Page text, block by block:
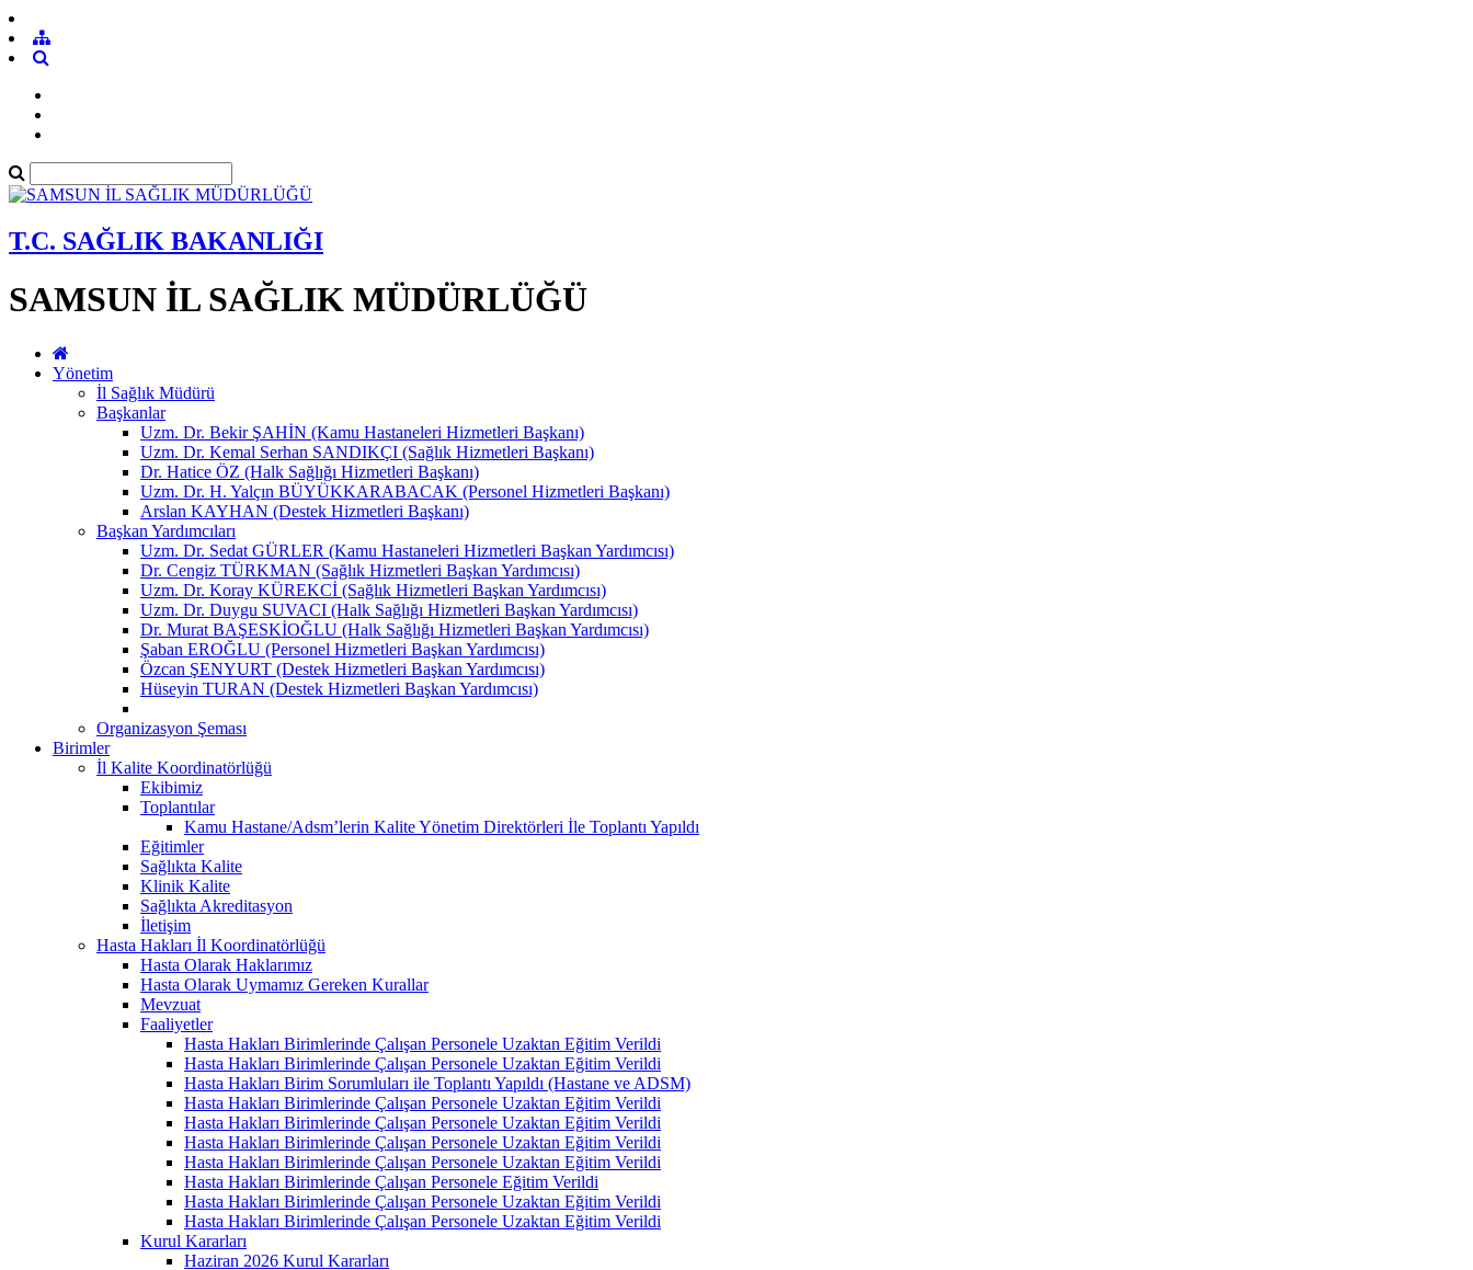
T.C. SAĞLIK BAKANLIĞI
SAMSUN İL SAĞLIK MÜDÜRLÜĞÜ
Yönetim
İl Sağlık Müdürü
Başkanlar
Uzm. Dr. Bekir ŞAHİN (Kamu Hastaneleri Hizmetleri Başkanı)
Uzm. Dr. Kemal Serhan SANDIKÇI (Sağlık Hizmetleri Başkanı)
Dr. Hatice ÖZ (Halk Sağlığı Hizmetleri Başkanı)
Uzm. Dr. H. Yalçın BÜYÜKKARABACAK (Personel Hizmetleri Başkanı)
Arslan KAYHAN (Destek Hizmetleri Başkanı)
Başkan Yardımcıları
Uzm. Dr. Sedat GÜRLER (Kamu Hastaneleri Hizmetleri Başkan Yardımcısı)
Dr. Cengiz TÜRKMAN (Sağlık Hizmetleri Başkan Yardımcısı)
Uzm. Dr. Koray KÜREKCİ (Sağlık Hizmetleri Başkan Yardımcısı)
Uzm. Dr. Duygu SUVACI (Halk Sağlığı Hizmetleri Başkan Yardımcısı)
Dr. Murat BAŞESKİOĞLU (Halk Sağlığı Hizmetleri Başkan Yardımcısı)
Şaban EROĞLU (Personel Hizmetleri Başkan Yardımcısı)
Özcan ŞENYURT (Destek Hizmetleri Başkan Yardımcısı)
Hüseyin TURAN (Destek Hizmetleri Başkan Yardımcısı)
Organizasyon Şeması
Birimler
İl Kalite Koordinatörlüğü
Ekibimiz
Toplantılar
Kamu Hastane/Adsm’lerin Kalite Yönetim Direktörleri İle Toplantı Yapıldı
Eğitimler
Sağlıkta Kalite
Klinik Kalite
Sağlıkta Akreditasyon
İletişim
Hasta Hakları İl Koordinatörlüğü
Hasta Olarak Haklarımız
Hasta Olarak Uymamız Gereken Kurallar
Mevzuat
Faaliyetler
Hasta Hakları Birimlerinde Çalışan Personele Uzaktan Eğitim Verildi
Hasta Hakları Birimlerinde Çalışan Personele Uzaktan Eğitim Verildi
Hasta Hakları Birim Sorumluları ile Toplantı Yapıldı (Hastane ve ADSM)
Hasta Hakları Birimlerinde Çalışan Personele Uzaktan Eğitim Verildi
Hasta Hakları Birimlerinde Çalışan Personele Uzaktan Eğitim Verildi
Hasta Hakları Birimlerinde Çalışan Personele Uzaktan Eğitim Verildi
Hasta Hakları Birimlerinde Çalışan Personele Uzaktan Eğitim Verildi
Hasta Hakları Birimlerinde Çalışan Personele Eğitim Verildi
Hasta Hakları Birimlerinde Çalışan Personele Uzaktan Eğitim Verildi
Hasta Hakları Birimlerinde Çalışan Personele Uzaktan Eğitim Verildi
Kurul Kararları
Haziran 2026 Kurul Kararları